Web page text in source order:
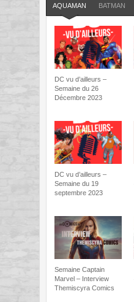
AQUAMAN BATMAN
DC vu d’ailleurs –
Semaine du 26
Décembre 2023
DC vu d’ailleurs –
Semaine du 19
septembre 2023
Semaine Captain
Marvel – Interview
Themiscyra Comics